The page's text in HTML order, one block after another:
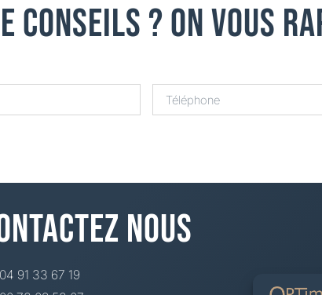
Conseils ? On Vous
Nous
04 91 33 67 19